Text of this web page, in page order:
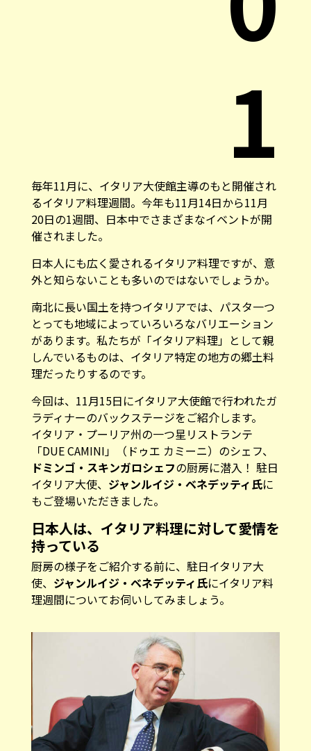
1
毎年11月に、イタリア大使館主導のもと開催され
るイタリア料理週間。今年も11月14日から11月
20日の1週間、日本中でさまざまなイベントが開
催されました。
日本人にも広く愛されるイタリア料理ですが、意
外と知らないことも多いのではないでしょうか。
南北に長い国土を持つイタリアでは、パスタ一つ
とっても地域によっていろいろなバリエーション
があります。私たちが「イタリア料理」として親
しんでいるものは、イタリア特定の地方の郷土料
理だったりするのです。
今回は、11月15日にイタリア大使館で行われたガ
ラディナーのバックステージをご紹介します。
イタリア・プーリア州の一つ星リストランテ
「DUE CAMINI」（ドゥエ カミーニ）のシェフ、
ドミンゴ・スキンガロシェフの厨房に潜入！ 駐日
イタリア大使、 ジャンルイジ・ベネデッティ氏に
もご登場いただきました。
日本人は、イタリア料理に対して愛情を
持っている
厨房の様子をご紹介する前に、駐日イタリア大
使、 ジャンルイジ・ベネデッティ氏にイタリア料
理週間についてお伺いしてみましょう。